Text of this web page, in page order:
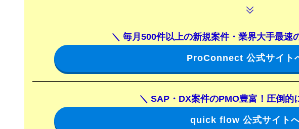
＼ 毎月500件以上の新規案件・ 業界大手最速
ProConnect 公式サイト
＼ SAP・DX案件のPMO豊富 ！圧倒的
quick flow 公式サイト